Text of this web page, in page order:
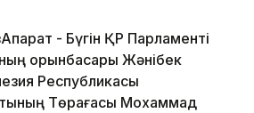
- Бүгін ҚР Пар­ламенті
орынбасары Жә­ні­бек
Республикасы
Төрағасы Мохаммад